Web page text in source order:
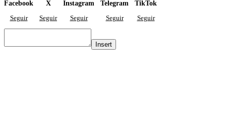
Facebook
Seguir
X
Seguir
Instagram
Seguir
Telegram
Seguir
TikTok
Seguir
Insert